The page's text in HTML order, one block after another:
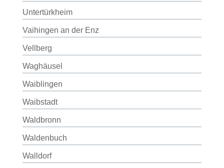
Untertürkheim
Vaihingen an der Enz
Vellberg
Waghäusel
Waiblingen
Waibstadt
Waldbronn
Waldenbuch
Walldorf